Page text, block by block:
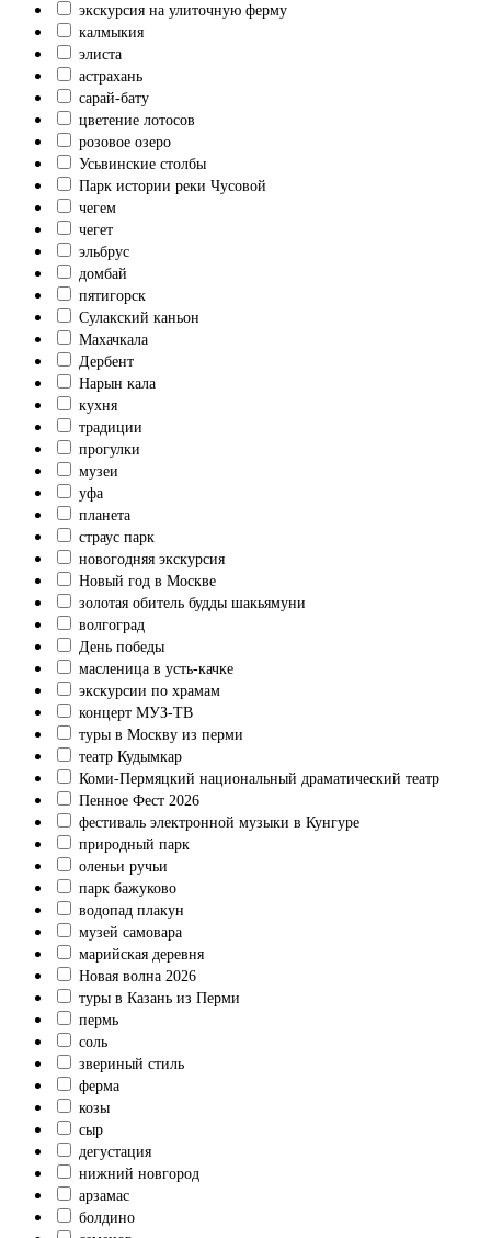
экскурсия на улиточную ферму
калмыкия
элиста
астрахань
сарай-бату
цветение лотосов
розовое озеро
Усьвинские столбы
Парк истории реки Чусовой
чегем
чегет
эльбрус
домбай
пятигорск
Сулакский каньон
Махачкала
Дербент
Нарын кала
кухня
традиции
прогулки
музеи
уфа
планета
страус парк
новогодняя экскурсия
Новый год в Москве
золотая обитель будды шакьямуни
волгоград
День победы
масленица в усть-качке
экскурсии по храмам
концерт МУЗ-ТВ
туры в Москву из перми
театр Кудымкар
Коми‑Пермяцкий национальный драматический театр
Пенное Фест 2026
фестиваль электронной музыки в Кунгуре
природный парк
оленьи ручьи
парк бажуково
водопад плакун
музей самовара
марийская деревня
Новая волна 2026
туры в Казань из Перми
пермь
соль
звериный стиль
ферма
козы
сыр
дегустация
нижний новгород
арзамас
болдино